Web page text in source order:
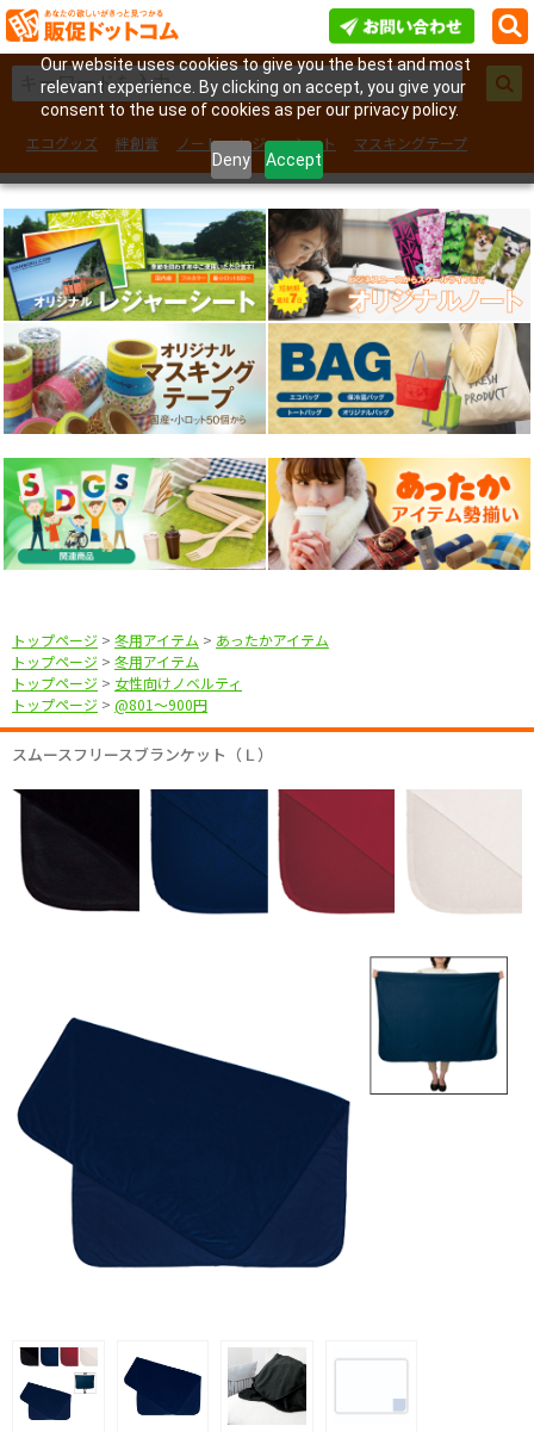
Our website uses cookies to give you the best and most
relevant experience. By clicking on accept, you give your
consent to the use of cookies as per our privacy policy.
Deny Accept
エコグッズ 絆創膏 ノート レジャーシート
マスキングテープ
フェイスシール
トップページ > 冬用アイテム > あったかアイテム
トップページ > 冬用アイテム
トップページ > 女性向けノベルティ
トップページ > @801〜900円
スムースフリースブランケット（Ｌ）